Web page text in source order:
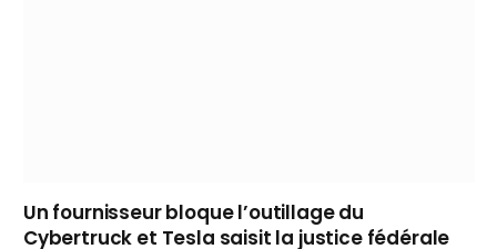
Un fournisseur bloque l’outillage du
Cybertruck et Tesla saisit la justice fédérale